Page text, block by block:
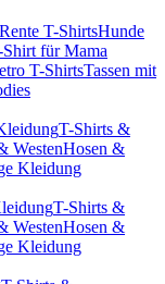
Rente T-ShirtsHunde
für Mama
T-ShirtsTassen mit
T-Shirts &
WestenHosen &
Kleidung
T-Shirts &
WestenHosen &
Kleidung